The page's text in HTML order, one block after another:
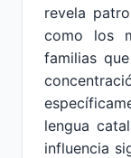
revela
como los
familias
lengua
influencia